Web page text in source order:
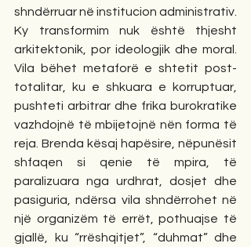
shndërruar në institucion administrativ.
Ky transformim nuk është thjesht
arkitektonik, por ideologjik dhe moral.
Vila bëhet metaforë e shtetit post-
totalitar, ku e shkuara e korruptuar,
pushteti arbitrar dhe frika burokratike
vazhdojnë të mbijetojnë nën forma të
reja. Brenda kësaj hapësire, nëpunësit
shfaqen si qenie të mpira, të
paralizuara nga urdhrat, dosjet dhe
pasiguria, ndërsa vila shndërrohet në
një organizëm të errët, pothuajse të
gjallë, ku “rrëshqitjet”, “duhmat” dhe